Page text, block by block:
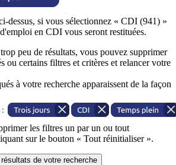
dessus, si vous sélectionnez « CDI (941) »
en CDI vous seront restituées.
peu de résultats, vous pouvez supprimer
ou certains filtres et critères et relancer votre
à votre recherche apparaissent de la façon
les filtres un par un ou tout
sur le bouton « Tout réinitialiser ».
de votre recherche